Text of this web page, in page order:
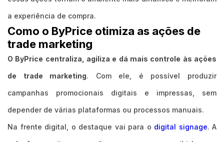
a experiência de compra.
Como o ByPrice otimiza as ações de
trade marketing
O ByPrice centraliza, agiliza e dá mais controle às ações
de trade marketing. Com ele, é possível produzir
campanhas promocionais digitais e impressas, sem
depender de várias plataformas ou processos manuais.
Na frente digital, o destaque vai para o digital signage. A